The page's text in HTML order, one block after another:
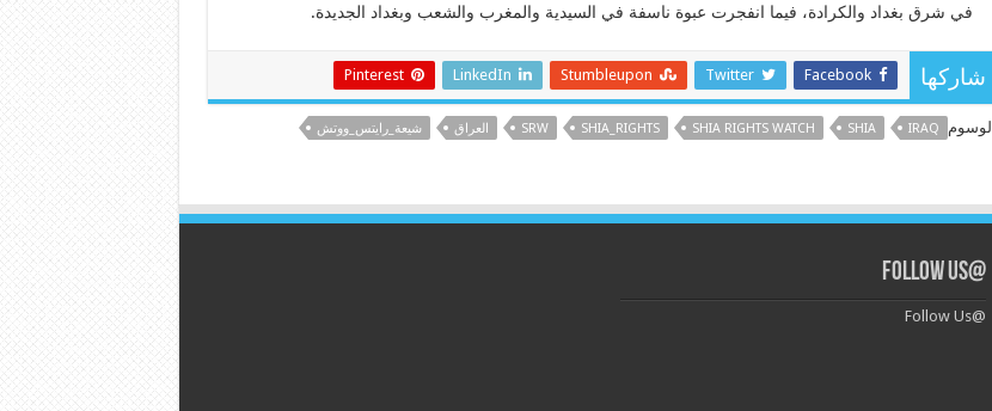
في شرق بغداد والكرادة، فيما انفجرت عبوة ناسفة في السيدية والمغرب والشعب وبغداد الجديدة.
شاركها Facebook
Twitter
Stumbleupon
LinkedIn
Pinterest
الوسوم IRAQ
SHIA
SHIA RIGHTS WATCH
SHIA_RIGHTS
SRW العراق شيعة_رايتس_ووتش
@Follow Us
@Follow Us